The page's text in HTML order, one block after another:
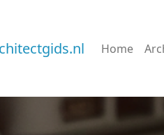
Home